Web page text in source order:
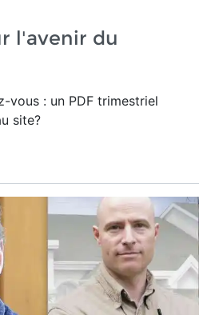
l'avenir du
vous : un PDF trimestriel
site?